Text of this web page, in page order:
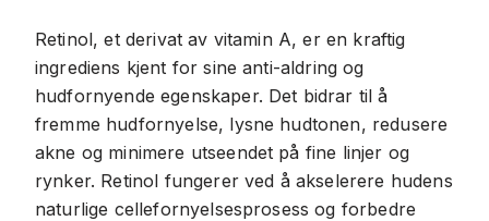
Retinol, et derivat av vitamin A, er en kraftig
ingrediens kjent for sine anti-aldring og
hudfornyende egenskaper. Det bidrar til å
fremme hudfornyelse, lysne hudtonen, redusere
akne og minimere utseendet på fine linjer og
rynker. Retinol fungerer ved å akselerere hudens
naturlige cellefornyelsesprosess og forbedre